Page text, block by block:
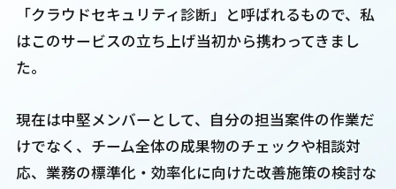
「クラウドセキュリティ診断」と呼ばれるもので、私
はこのサービスの立ち上げ当初から携わってきまし
た。
現在は中堅メンバーとして、自分の担当案件の作業だ
けでなく、チーム全体の成果物のチェックや相談対
応、業務の標準化・効率化に向けた改善施策の検討な